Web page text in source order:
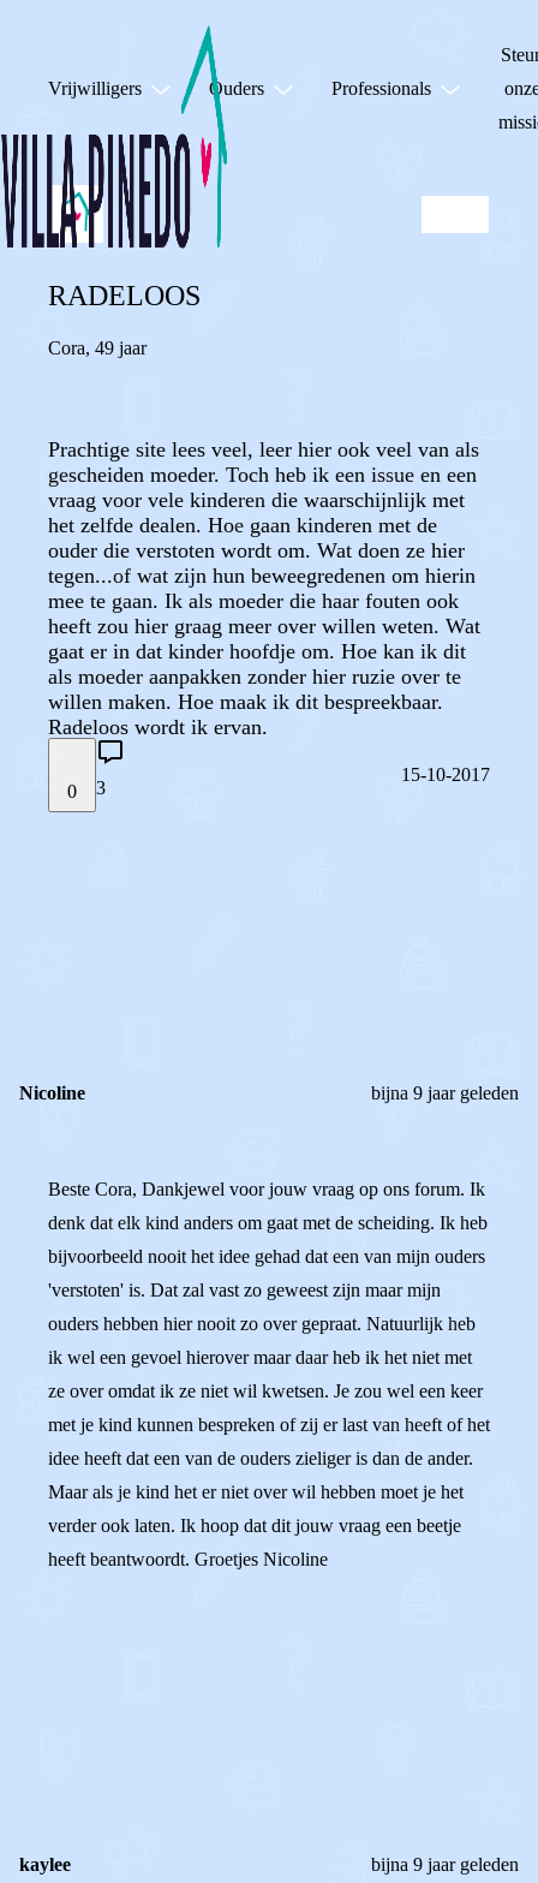
Vrijwilligers Ouders Professionals
RADELOOS
Cora, 49 jaar
Prachtige site lees veel, leer hier ook veel van als
gescheiden moeder. Toch heb ik een issue en een
vraag voor vele kinderen die waarschijnlijk met
het zelfde dealen. Hoe gaan kinderen met de
ouder die verstoten wordt om. Wat doen ze hier
tegen...of wat zijn hun beweegredenen om hierin
mee te gaan. Ik als moeder die haar fouten ook
heeft zou hier graag meer over willen weten. Wat
gaat er in dat kinder hoofdje om. Hoe kan ik dit
als moeder aanpakken zonder hier ruzie over te
willen maken. Hoe maak ik dit bespreekbaar.
Radeloos wordt ik ervan.
0 3
15-10-2017
Nicoline bijna 9 jaar geleden
Beste Cora, Dankjewel voor jouw vraag op ons forum. Ik
denk dat elk kind anders om gaat met de scheiding. Ik heb
bijvoorbeeld nooit het idee gehad dat een van mijn ouders
'verstoten' is. Dat zal vast zo geweest zijn maar mijn
ouders hebben hier nooit zo over gepraat. Natuurlijk heb
ik wel een gevoel hierover maar daar heb ik het niet met
ze over omdat ik ze niet wil kwetsen. Je zou wel een keer
met je kind kunnen bespreken of zij er last van heeft of het
idee heeft dat een van de ouders zieliger is dan de ander.
Maar als je kind het er niet over wil hebben moet je het
verder ook laten. Ik hoop dat dit jouw vraag een beetje
heeft beantwoordt. Groetjes Nicoline
kaylee bijna 9 jaar geleden